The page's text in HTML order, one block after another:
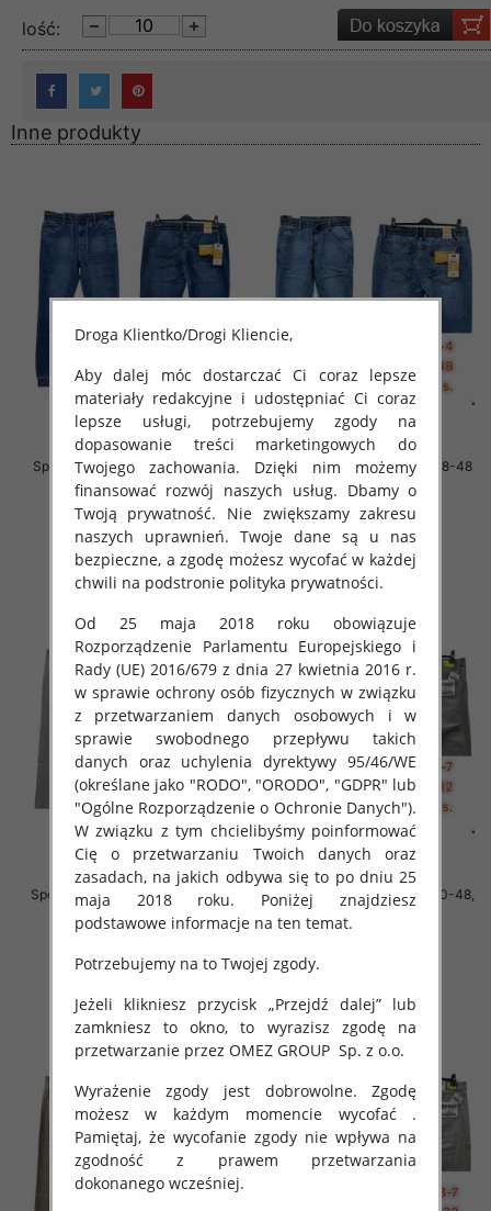
lość:
Inne produkty
Spodnie męskie jeans Roz 38-48
1 Kolor .Paczka 10 szt
64.00 zł
szczegóły
Spodnie męskie jeans Roz 38-48
1 Kolor .Paczka 10 szt
64.00 zł
szczegóły
Spodnie męskie jeans Roz 40-48,
1 Kolor .Paczka 10 szt
szczegóły
Spodnie męskie jeans Roz 40-48,
1 Kolor .Paczka 10 szt
Droga Klientko/Drogi Kliencie,
Aby dalej móc dostarczać Ci coraz lepsze
materiały redakcyjne i udostępniać Ci coraz
lepsze usługi, potrzebujemy zgody na
dopasowanie treści marketingowych do
Twojego zachowania. Dzięki nim możemy
finansować rozwój naszych usług. Dbamy o
Twoją prywatność. Nie zwiększamy zakresu
naszych uprawnień. Twoje dane są u nas
bezpieczne, a zgodę możesz wycofać w każdej
chwili na podstronie polityka prywatności.
Od 25 maja 2018 roku obowiązuje
Rozporządzenie Parlamentu Europejskiego i
Rady (UE) 2016/679 z dnia 27 kwietnia 2016 r.
w sprawie ochrony osób fizycznych w związku
z przetwarzaniem danych osobowych i w
sprawie swobodnego przepływu takich
danych oraz uchylenia dyrektywy 95/46/WE
(określane jako "RODO", "ORODO", "GDPR" lub
"Ogólne Rozporządzenie o Ochronie Danych").
W związku z tym chcielibyśmy poinformować
Cię o przetwarzaniu Twoich danych oraz
zasadach, na jakich odbywa się to po dniu 25
maja 2018 roku. Poniżej znajdziesz
podstawowe informacje na ten temat.
Potrzebujemy na to Twojej zgody.
Jeżeli klikniesz przycisk „Przejdź dalej” lub
zamkniesz to okno, to wyrazisz zgodę na
przetwarzanie przez OMEZ GROUP Sp. z o.o.
Wyrażenie zgody jest dobrowolne. Zgodę
możesz w każdym momencie wycofać .
Pamiętaj, że wycofanie zgody nie wpływa na
zgodność z prawem przetwarzania
dokonanego wcześniej.